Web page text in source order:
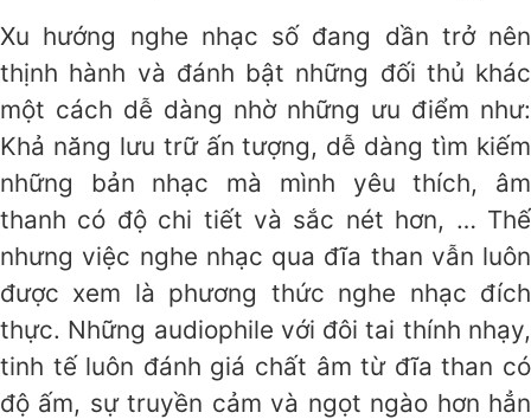
Xu hướng nghe nhạc số đang dần trở nên
thịnh hành và đánh bật những đối thủ khác
một cách dễ dàng nhờ những ưu điểm như:
Khả năng lưu trữ ấn tượng, dễ dàng tìm kiếm
những bản nhạc mà mình yêu thích, âm
thanh có độ chi tiết và sắc nét hơn, … Thế
nhưng việc nghe nhạc qua đĩa than vẫn luôn
được xem là phương thức nghe nhạc đích
thực. Những audiophile với đôi tai thính nhạy,
tinh tế luôn đánh giá chất âm từ đĩa than có
độ ấm, sự truyền cảm và ngọt ngào hơn hẳn